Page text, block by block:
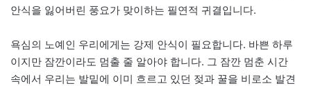
안식을 잃어버린 풍요가 맞이하는 필연적 귀결입니다.
욕심의 노예인 우리에게는 강제 안식이 필요합니다. 바쁜 하루
이지만 잠깐이라도 멈출 줄 알아야 합니다. 그 잠깐 멈춘 시간
속에서 우리는 발밑에 이미 흐르고 있던 젖과 꿀을 비로소 발견